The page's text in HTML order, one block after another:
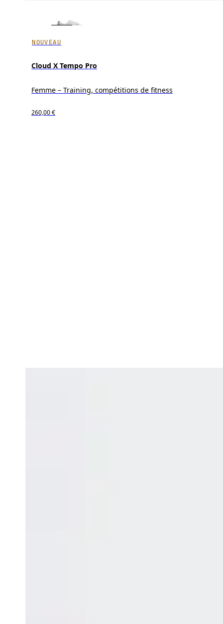
NOUVEAU
Cloud X Tempo Pro
Femme – Training, compétitions de fitness
260,00 €